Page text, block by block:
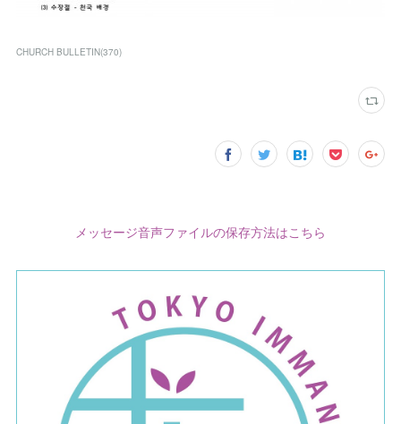
CHURCH BULLETIN(370)
メッセージ音声ファイルの保存方法はこちら